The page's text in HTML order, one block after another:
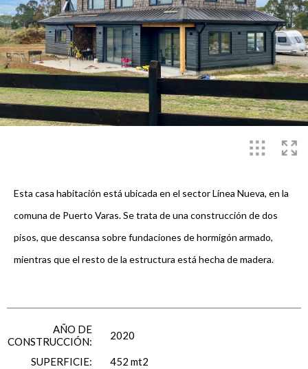
Esta casa habitación está ubicada en el sector Línea Nueva, en la
comuna de Puerto Varas. Se trata de una construcción de dos
pisos, que descansa sobre fundaciones de hormigón armado,
mientras que el resto de la estructura está hecha de madera.
AÑO DE
CONSTRUCCIÓN:
2020
SUPERFICIE: 452 mt2